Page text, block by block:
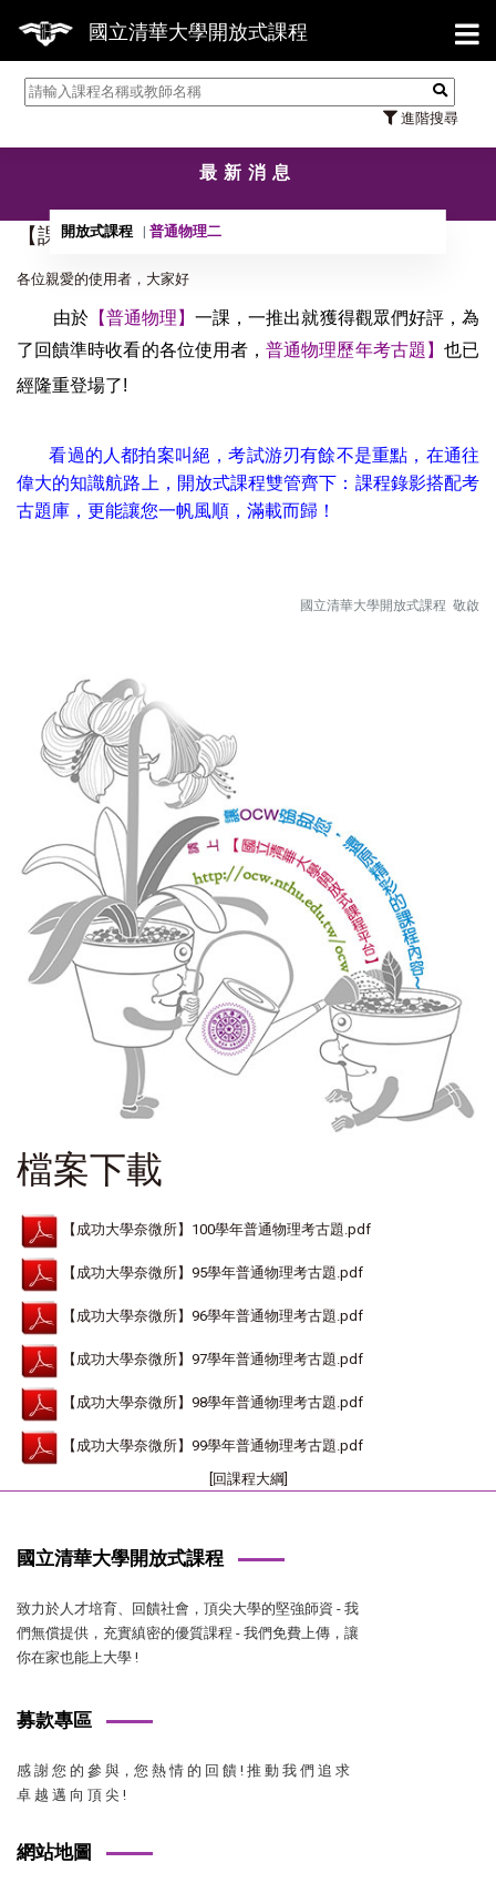
國立清華大學開放式課程
進階搜尋
【
最新消息
開放式課程 普通物理二
【課程】成功大學普通物理考古題專區
各位親愛的使用者，大家好
由於【普通物理】一課，一推出就獲得觀眾們好評，為
了回饋準時收看的各位使用者，普通物理歷年考古題】 也已
經隆重登場了!
看過的人都拍案叫絕，考試游刃有餘不是重點，在通往
偉大的知識航路上，開放式課程雙管齊下：課程錄影搭配考
古題庫，更能讓您一帆風順，滿載而歸！
國立清華大學開放式課程 敬啟
檔案下載
【成功大學奈微所】100學年普通物理考古題.pdf
【成功大學奈微所】95學年普通物理考古題.pdf
【成功大學奈微所】96學年普通物理考古題.pdf
【成功大學奈微所】97學年普通物理考古題.pdf
【成功大學奈微所】98學年普通物理考古題.pdf
【成功大學奈微所】99學年普通物理考古題.pdf
[回課程大綱]
國立清華大學開放式課程
致力於人才培育、回饋社會，頂尖大學的堅強師資 - 我
們無償提供，充實縝密的優質課程 - 我們免費上傳，讓
你在家也能上大學 !
募款專區
感 謝 您 的 參 與，您 熱 情 的 回 饋 ! 推 動 我 們 追 求
卓 越 邁 向 頂 尖 !
網站地圖